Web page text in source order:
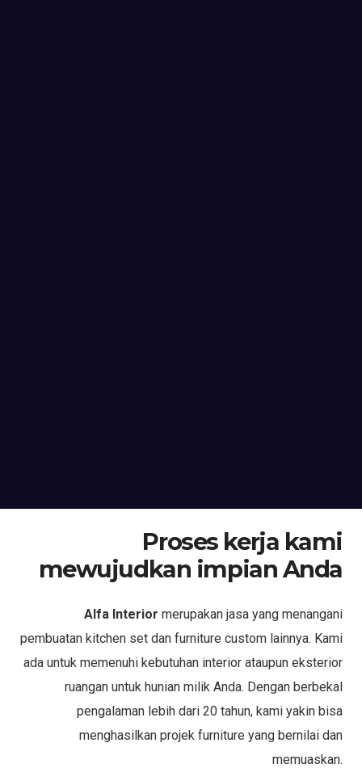
Proses kerja kami
mewujudkan impian Anda
Alfa Interior merupakan jasa yang menangani
pembuatan kitchen set dan furniture custom lainnya. Kami
ada untuk memenuhi kebutuhan interior ataupun eksterior
ruangan untuk hunian milik Anda. Dengan berbekal
pengalaman lebih dari 20 tahun, kami yakin bisa
menghasilkan projek furniture yang bernilai dan
memuaskan.